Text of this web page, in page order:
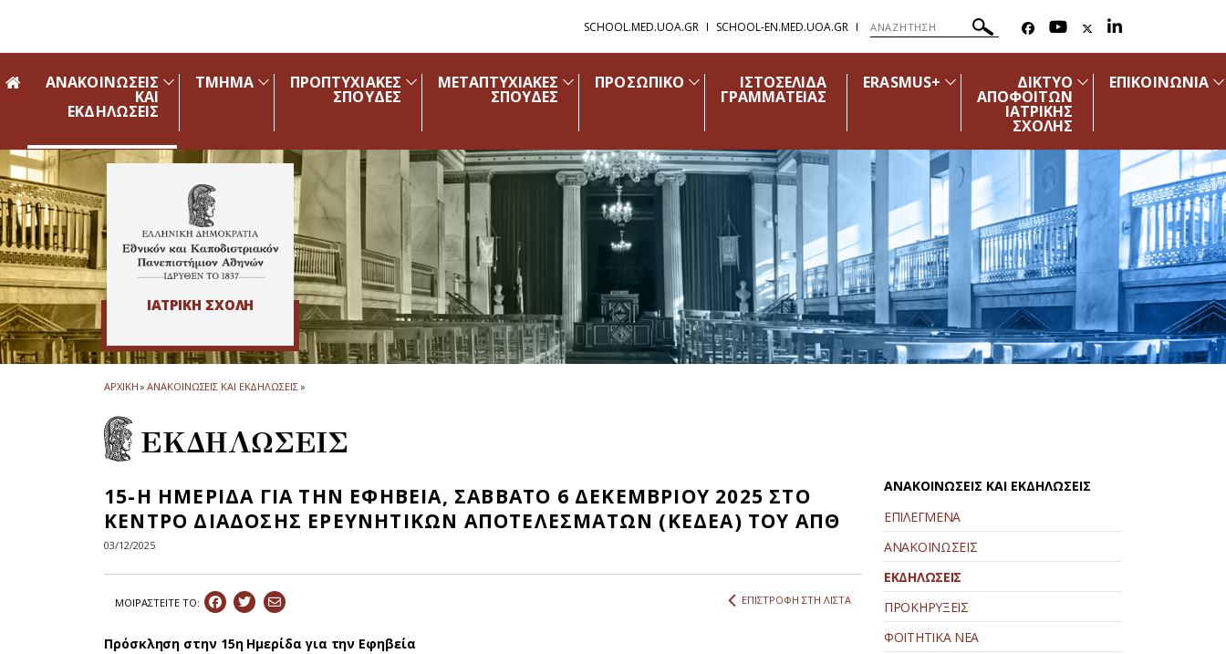
SCHOOL.MED.UOA.GR SCHOOL-EN.MED.UOA.GR
ΑΝΑΚΟΙΝΩΣΕΙΣ
ΚΑΙ
ΕΚΔΗΛΩΣΕΙΣ
ΤΜΗΜΑ ΠΡΟΠΤΥΧΙΑΚΕΣ
ΣΠΟΥΔΕΣ
ΜΕΤΑΠΤΥΧΙΑΚΕΣ
ΣΠΟΥΔΕΣ
ΠΡΟΣΩΠΙΚΟ ΙΣΤΟΣΕΛΙΔΑ
ΓΡΑΜΜΑΤΕΙΑΣ
ERASMUS+ ΔΙΚΤΥΟ
ΑΠΟΦΟΙΤΩΝ
ΙΑΤΡΙΚΗΣ
ΣΧΟΛΗΣ
ΕΠΙΚΟΙΝΩΝΙΑ
ΙΑΤΡΙΚΗ ΣΧΟΛΗ
ΑΡΧΙΚΗ» ΑΝΑΚΟΙΝΩΣΕΙΣ ΚΑΙ ΕΚΔΗΛΩΣΕΙΣ»
ΕΚΔΗΛΩΣΕΙΣ
15-Η ΗΜΕΡΙΔΑ ΓΙΑ ΤΗΝ ΕΦΗΒΕΙΑ, ΣΑΒΒΑΤΟ 6 ΔΕΚΕΜΒΡΙΟΥ 2025 ΣΤΟ
ΚΕΝΤΡΟ ΔΙΑΔΟΣΗΣ ΕΡΕΥΝΗΤΙΚΩΝ ΑΠΟΤΕΛΕΣΜΑΤΩΝ (ΚΕΔΕΑ) ΤΟΥ ΑΠΘ
03/12/2025
ΜΟΙΡΑΣΤEIΤΕ ΤΟ: ΕΠΙΣΤΡΟΦΗ ΣΤΗ ΛΙΣΤΑ
Πρόσκληση στην 15η Ημερίδα για την Εφηβεία
ΑΝΑΚΟΙΝΩΣΕΙΣ ΚΑΙ ΕΚΔΗΛΩΣΕΙΣ
ΕΠΙΛΕΓΜΕΝΑ
ΑΝΑΚΟΙΝΩΣΕΙΣ
ΕΚΔΗΛΩΣΕΙΣ
ΠΡΟΚΗΡΥΞΕΙΣ
ΦΟΙΤΗΤΙΚΑ ΝΕΑ